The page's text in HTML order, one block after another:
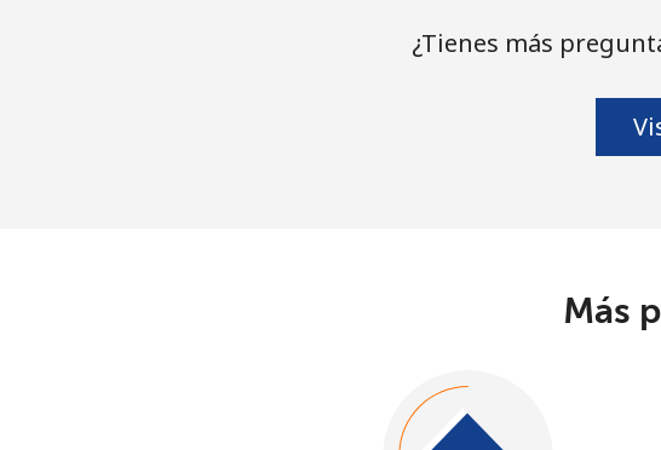
¿Tienes más
Más